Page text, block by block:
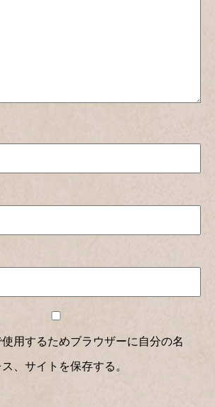
用するためブラウザーに自分の名
、サイトを保存する。